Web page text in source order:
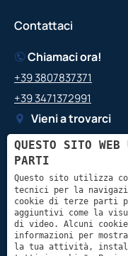
Contattaci
Chiamaci ora!
+39 3807837371
+39 3471372991
Vieni a trovarci
Via Giacomo Leopardi,
37056 Salizzole VR
Contattaci
info@bpgairimpianti.it
QUESTO SITO
PARTI
Questo sito utilizza
tecnici per la
cookie di terze parti
aggiuntivi come la
di video. Alcuni
informazioni per
la tua attività,